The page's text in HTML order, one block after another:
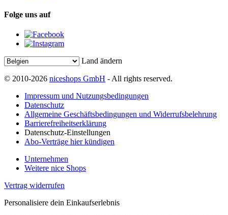
Folge uns auf
Land ändern
© 2010-2026 niceshops GmbH - All rights reserved.
Impressum und Nutzungsbedingungen
Datenschutz
Allgemeine Geschäftsbedingungen und Widerrufsbelehrung
Barrierefreiheitserklärung
Datenschutz-Einstellungen
Abo-Verträge hier kündigen
Unternehmen
Weitere nice Shops
Vertrag widerrufen
Personalisiere dein Einkaufserlebnis